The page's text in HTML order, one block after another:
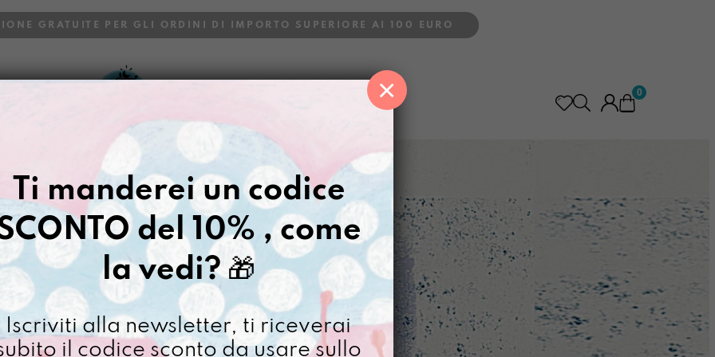
GRATUITE PER GLI ORDINI DI IMPORTO SUPERIORE AI 100 EURO
0
Ti manderei un codice
del 10% , come
la vedi?🎁
Iscriviti alla newsletter, ti riceverai
il codice sconto da usare sullo
×